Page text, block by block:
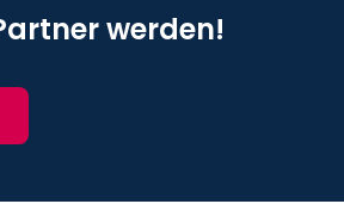
werden!